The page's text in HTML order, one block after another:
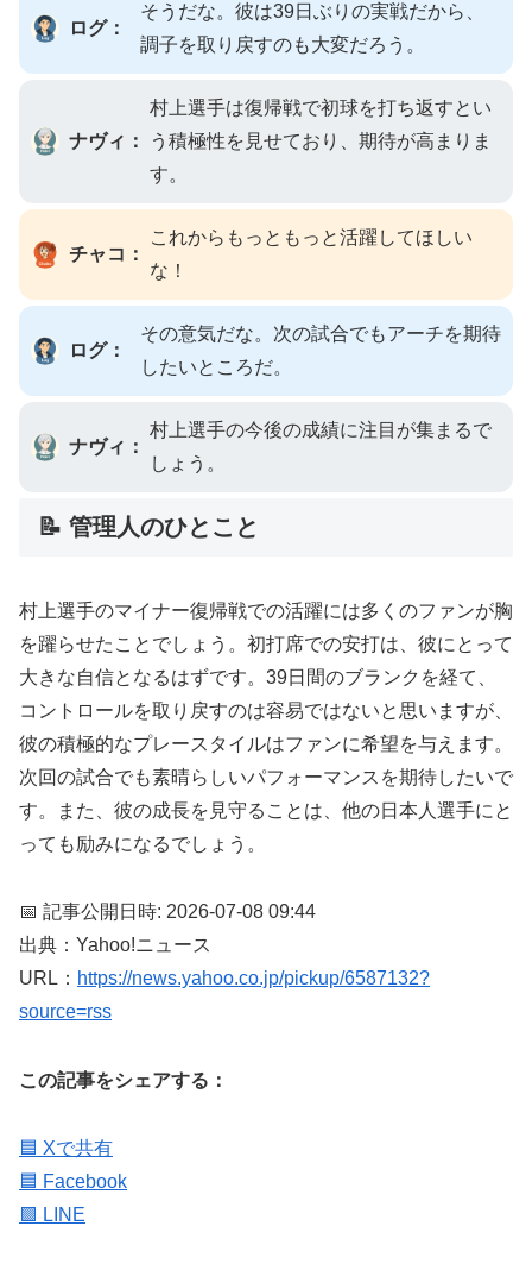
ログ：
そうだな。彼は39日ぶりの実戦だから、
調子を取り戻すのも大変だろう。
ナヴィ：
村上選手は復帰戦で初球を打ち返すとい
う積極性を見せており、期待が高まりま
す。
チャコ：
これからもっともっと活躍してほしい
な！
ログ：
その意気だな。次の試合でもアーチを期待
したいところだ。
ナヴィ：
村上選手の今後の成績に注目が集まるで
しょう。
📝 管理人のひとこと
村上選手のマイナー復帰戦での活躍には多くのファンが胸
を躍らせたことでしょう。初打席での安打は、彼にとって
大きな自信となるはずです。39日間のブランクを経て、
コントロールを取り戻すのは容易ではないと思いますが、
彼の積極的なプレースタイルはファンに希望を与えます。
次回の試合でも素晴らしいパフォーマンスを期待したいで
す。また、彼の成長を見守ることは、他の日本人選手にと
っても励みになるでしょう。
📅 記事公開日時: 2026-07-08 09:44
出典：Yahoo!ニュース
URL： https://news.yahoo.co.jp/pickup/6587132?
source=rss
この記事をシェアする：
🟦 Xで共有
🟦 Facebook
🟩 LINE